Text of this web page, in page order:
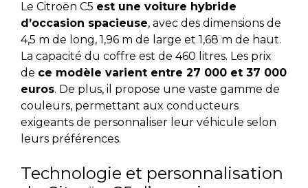
Le Citroën C5 est une voiture hybride
d’occasion spacieuse, avec des dimensions de
4,5 m de long, 1,96 m de large et 1,68 m de haut.
La capacité du coffre est de 460 litres. Les prix
de ce modèle varient entre 27 000 et 37 000
euros. De plus, il propose une vaste gamme de
couleurs, permettant aux conducteurs
exigeants de personnaliser leur véhicule selon
leurs préférences.
Technologie et personnalisation